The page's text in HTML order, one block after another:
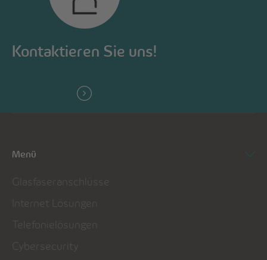
Kontaktieren Sie uns!
Menü
Glasfaseranschlüsse
Internet Lösungen
Telefonielösungen
Cybersecurity